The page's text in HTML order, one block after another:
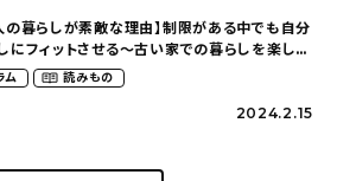
の暮らしが素敵な理由】制限がある中でも自分
にフィットさせる〜古い家での暮らしを楽しむ
さん）
ム 読みもの
2024.2.15